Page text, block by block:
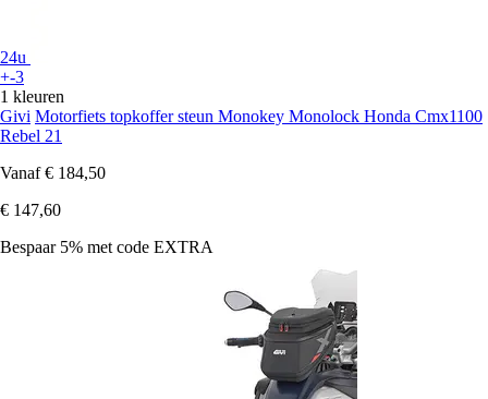
24u
+-3
1 kleuren
Givi Motorfiets topkoffer steun Monokey Monolock Honda Cmx1100
Rebel 21
Vanaf € 184,50
€ 147,60
Bespaar 5% met code EXTRA